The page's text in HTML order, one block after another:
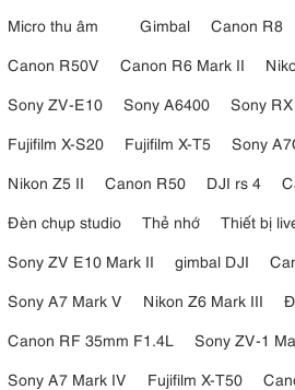
Chế độ HDR (High Dynamic
cháy sáng ở vùng trời
Micro thu âm Gimbal Canon R8
Canon R50V
Canon R6 Mark II
Sony ZV-E10
Sony A6400 Sony
Fujifilm X-S20
Fujifilm X-T5 Sony
Nikon Z5 II
Canon R50 DJI rs 4
Đèn chụp studio
Thẻ nhớ
Thiết bị
Sony ZV E10 Mark II
gimbal DJI
Sony A7 Mark V
Nikon Z6 Mark III
Canon RF 35mm F1.4L
Sony ZV-1
Sony A7 Mark IV
Fujifilm X-T50